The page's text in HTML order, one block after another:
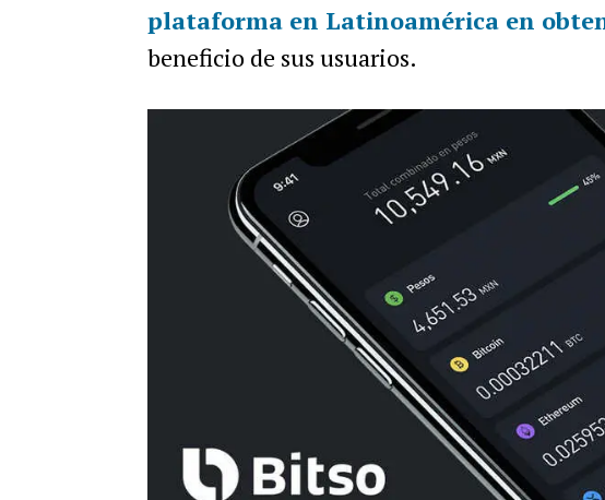
plataforma en Latinoamérica en
beneficio de sus usuarios.